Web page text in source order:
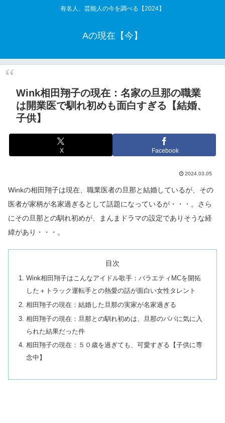
有名人、芸能人の今を調べる【2024】
Aの現在【今】
Wink相田翔子の現在：名家の旦那の職業
は開業医で馴れ初めも面白すぎる【結婚、
子供】
X Facebook
2024.03.05
Winkの相田翔子は現在、職業医者の旦那と結婚しているが、その
医者が家柄が名家過ぎるとして話題になっているが・・・。さら
にその旦那との馴れ初めが、まんまドラマの設定でありそうな経
緯があり・・・。
目次
Wink相田翔子はこんなアイドル歌手：バラエティMCを開拓
した＋トラック運転手との熱愛の話が面白い女性タレント
相田翔子の現在：結婚した旦那の実家が名家過ぎる
相田翔子の現在：旦那との馴れ初めは、旦那のパパに気に入
られた結果だった件
相田翔子の現在：５０歳を過ぎても、可愛すぎる【子供に専
念中】